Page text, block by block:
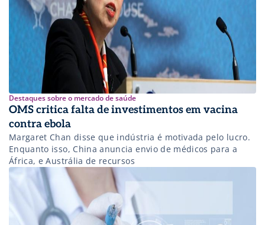
Destaques sobre o mercado de saúde
OMS critica falta de investimentos em vacina
contra ebola
Margaret Chan disse que indústria é motivada pelo lucro.
Enquanto isso, China anuncia envio de médicos para a
África, e Austrália de recursos